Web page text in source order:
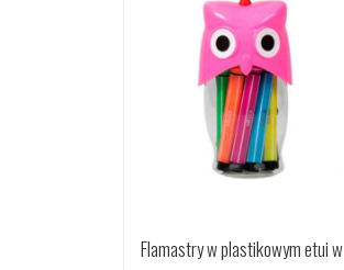
Flamastry w plastikowym etui w